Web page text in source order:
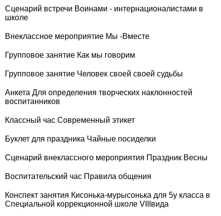
Сценарий встречи Воинами - интернационалистами в
школе
Внеклассное мероприятие Мы -Вместе
Групповое занятие Как мы говорим
Групповое занятие Человек своей своей судьбы
Анкета Для определения творческих наклонностей
воспитанников
Классный час Современный этикет
Буклет для праздника Чайные посиделки
Сценарий внеклассного мероприятия Праздник Весны
Воспитательский час Правила общения
Конспект занятия Кисонька-мурысонька для 5у класса в
Специальной коррекционной школе VIIIвида